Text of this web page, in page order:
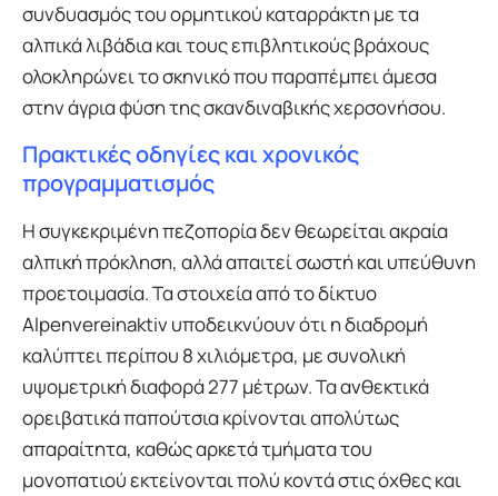
συνδυασμός του ορμητικού καταρράκτη με τα
αλπικά λιβάδια και τους επιβλητικούς βράχους
ολοκληρώνει το σκηνικό που παραπέμπει άμεσα
στην άγρια φύση της σκανδιναβικής χερσονήσου.
Πρακτικές οδηγίες και χρονικός
προγραμματισμός
Η συγκεκριμένη πεζοπορία δεν θεωρείται ακραία
αλπική πρόκληση, αλλά απαιτεί σωστή και υπεύθυνη
προετοιμασία. Τα στοιχεία από το δίκτυο
Alpenvereinaktiv υποδεικνύουν ότι η διαδρομή
καλύπτει περίπου 8 χιλιόμετρα, με συνολική
υψομετρική διαφορά 277 μέτρων. Τα ανθεκτικά
ορειβατικά παπούτσια κρίνονται απολύτως
απαραίτητα, καθώς αρκετά τμήματα του
μονοπατιού εκτείνονται πολύ κοντά στις όχθες και